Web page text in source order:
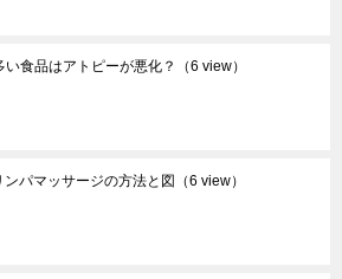
い食品はアトピーが悪化？ （6 view）
ンパマッサージの方法と図 （6 view）